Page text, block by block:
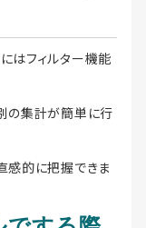
はフィルター機能
の集計が簡単に行
感的に把握できま